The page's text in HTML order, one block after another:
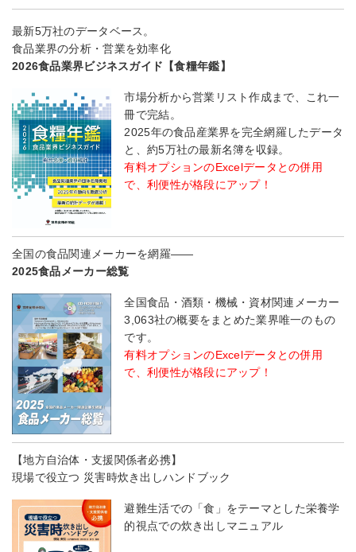
最新5万社のデータベース。
食品業界の分析・営業を効率化
2026食品業界ビジネスガイド【食糧年鑑】
市場分析から営業リスト作成まで、これ一
冊で完結。
2025年の食品産業界を完全網羅したデータ
と、約5万社の最新名簿を収録。
有料オプションのExcelデータとの併用
で、利便性が格段にアップ！
全国の食品関連メーカーを網羅――
2025食品メーカー総覧
全国食品・酒類・機械・資材関連メーカー
3,063社の概要をまとめた業界唯一のもの
です。
有料オプションのExcelデータとの併用
で、利便性が格段にアップ！
【地方自治体・支援関係者必携】
現場で役立つ 災害時炊き出しハンドブック
避難生活での「食」をテーマとした栄養学
的視点での炊き出しマニュアル